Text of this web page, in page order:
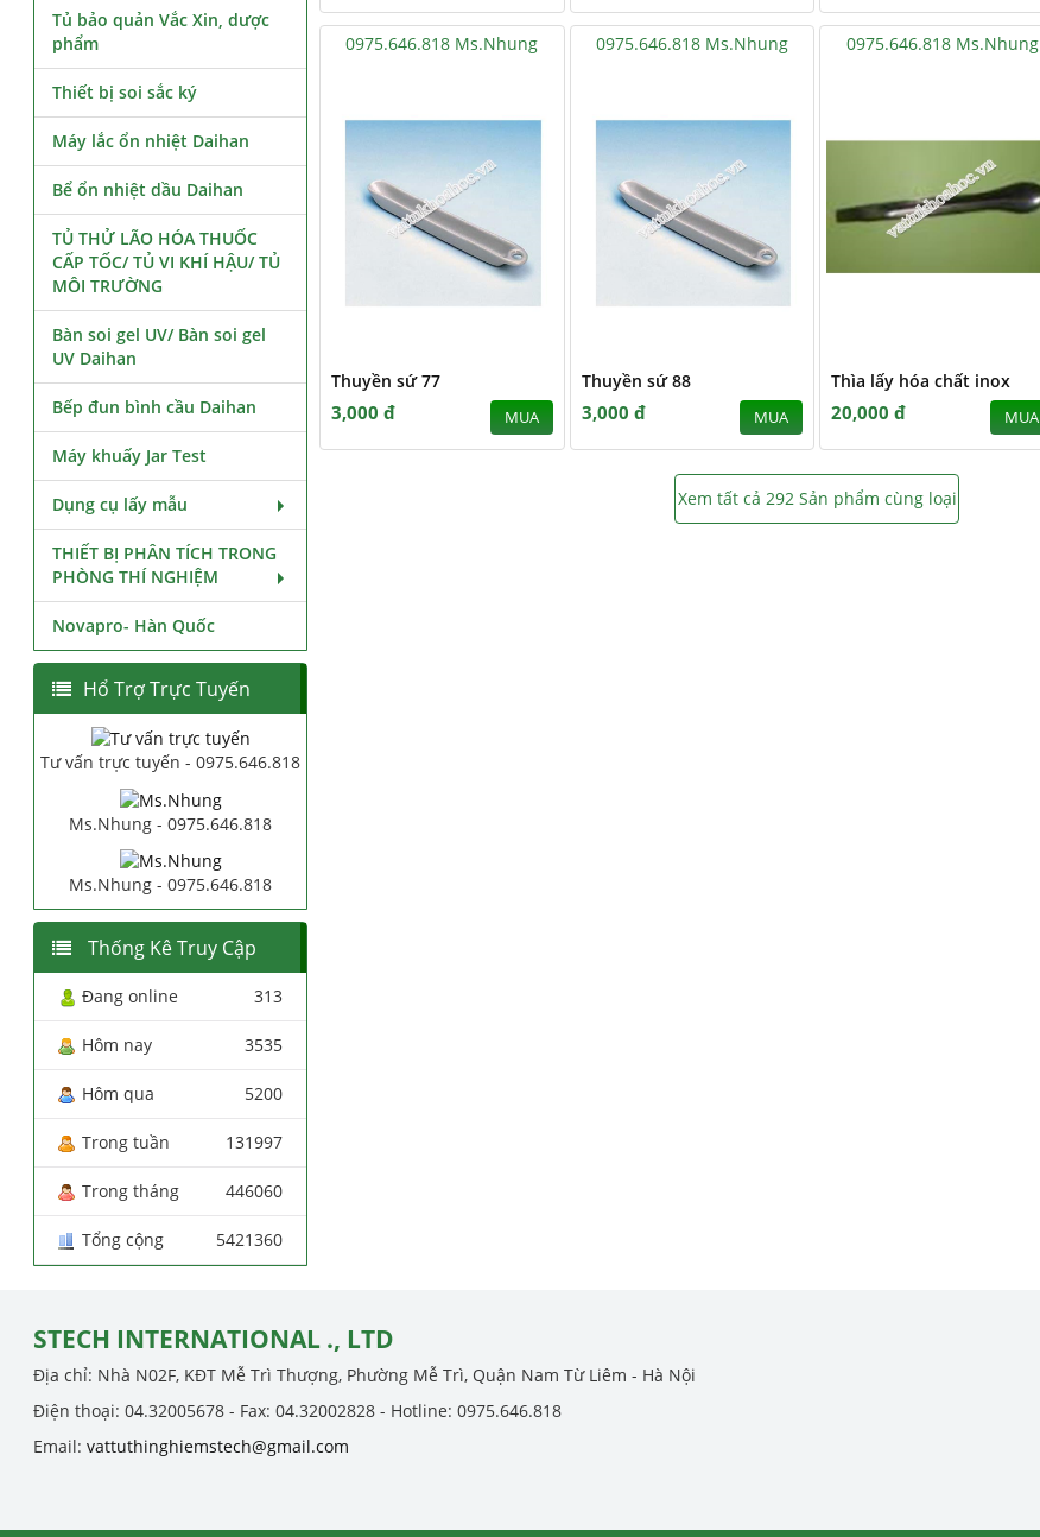
0975.646.818 Ms.Nhung
Thuyền sứ 77
3,000 đ MUA
0975.646.818 Ms.Nhung
Thuyền sứ 88
3,000 đ MUA
0975.646.818 Ms.Nhung
Thìa lấy hóa chất inox
20,000 đ MUA
Xem tất cả 292 Sản phẩm cùng loại
Tủ bảo quản Vắc Xin, dược
phẩm
Thiết bị soi sắc ký
Máy lắc ổn nhiệt Daihan
Bể ổn nhiệt dầu Daihan
TỦ THỬ LÃO HÓA THUỐC
CẤP TỐC/ TỦ VI KHÍ HẬU/ TỦ
MÔI TRƯỜNG
Bàn soi gel UV/ Bàn soi gel
UV Daihan
Bếp đun bình cầu Daihan
Máy khuấy Jar Test
Dụng cụ lấy mẫu
THIẾT BỊ PHÂN TÍCH TRONG
PHÒNG THÍ NGHIỆM
Novapro- Hàn Quốc
Hổ Trợ Trực Tuyến
Tư vấn trực tuyến - 0975.646.818
Ms.Nhung - 0975.646.818
Ms.Nhung - 0975.646.818
Thống Kê Truy Cập
Đang online 313
Hôm nay 3535
Hôm qua 5200
Trong tuần 131997
Trong tháng 446060
Tổng cộng 5421360
STECH INTERNATIONAL ., LTD
Địa chỉ: Nhà N02F, KĐT Mễ Trì Thượng, Phường Mễ Trì, Quận Nam Từ Liêm - Hà Nội
Điện thoại: 04.32005678 - Fax: 04.32002828 - Hotline: 0975.646.818
Email:vattuthinghiemstech@gmail.com